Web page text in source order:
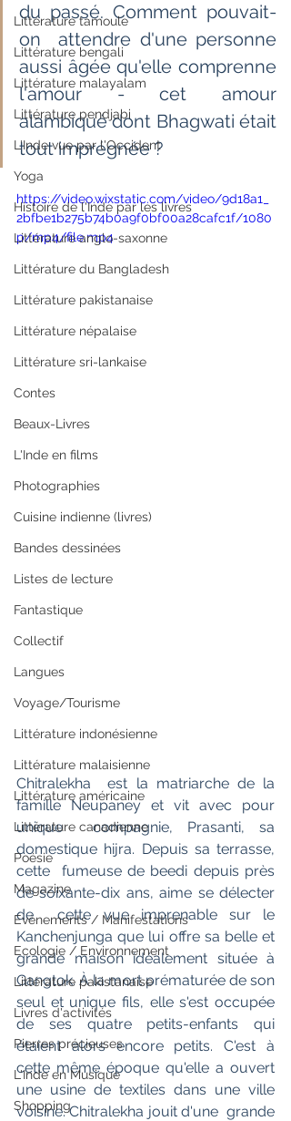
Littérature tamoule
Littérature bengali
Littérature malayalam
Littérature pendjabi
L'Inde vue par l'Occident
Yoga
Histoire de l'Inde par les livres
Littérature anglo-saxonne
Littérature du Bangladesh
Littérature pakistanaise
Littérature népalaise
Littérature sri-lankaise
Contes
Beaux-Livres
L'Inde en films
Photographies
Cuisine indienne (livres)
Bandes dessinées
Listes de lecture
Fantastique
Collectif
Langues
Voyage/Tourisme
Littérature indonésienne
Littérature malaisienne
Littérature américaine
Littérature canadienne
Poésie
Magazine
Evènements / Manifestations
Ecologie / Environnement
Littérature pakistanaise
Livres d'activités
Pierres précieuses
L'Inde en Musique
Shopping
du passé. Comment pouvait-
on  attendre d'une personne
aussi âgée qu'elle comprenne
l'amour - cet amour
alambiqué dont Bhagwati était
tout imprégnée ?
https://video.wixstatic.com/video/9d18a1_
2bfbe1b275b74b0a9f0bf00a28cafc1f/1080
p/mp4/file.mp4
Chitralekha  est la matriarche de la
famille Neupaney et vit avec pour
unique  compagnie, Prasanti, sa
domestique hijra. Depuis sa terrasse,
cette  fumeuse de beedi depuis près
de soixante-dix ans, aime se délecter
de  cette vue imprenable sur le
Kanchenjunga que lui offre sa belle et
grande maison idéalement située à
Gangtok. À la mort prématurée de son
seul et unique fils, elle s'est occupée
de ses quatre petits-enfants qui
étaient alors encore petits. C'est à
cette même époque qu'elle a ouvert
une usine de textiles dans une ville
voisine. Chitralekha jouit d'une  grande